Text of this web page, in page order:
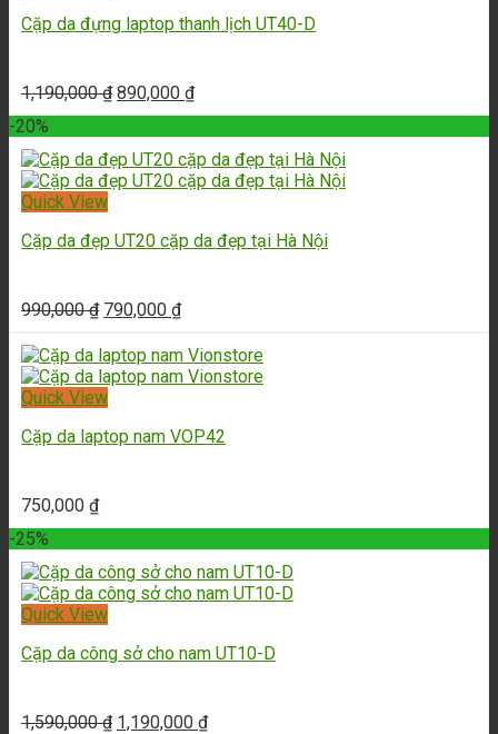
Cặp da đựng laptop thanh lịch UT40-D
1,190,000₫ 890,000 ₫
-20%
Quick View
Cặp da đẹp UT20 cặp da đẹp tại Hà Nội
990,000₫ 790,000 ₫
Quick View
Cặp da laptop nam VOP42
750,000 ₫
-25%
Quick View
Cặp da công sở cho nam UT10-D
1,590,000₫ 1,190,000 ₫